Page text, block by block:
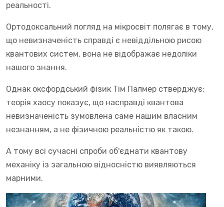
реальності.
Ортодоксальний погляд на мікросвіт полягає в тому,
що невизначеність справді є невіддільною рисою
квантових систем, вона не відображає недоліки
нашого знання.
Однак оксфордський фізик Тім Палмер стверджує:
теорія хаосу показує, що насправді квантова
невизначеність зумовлена саме нашим власним
незнанням, а не фізичною реальністю як такою.
А тому всі сучасні спроби об'єднати квантову
механіку із загальною відносністю виявляються
марними.